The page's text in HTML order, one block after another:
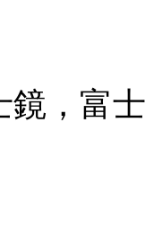
鏡，富